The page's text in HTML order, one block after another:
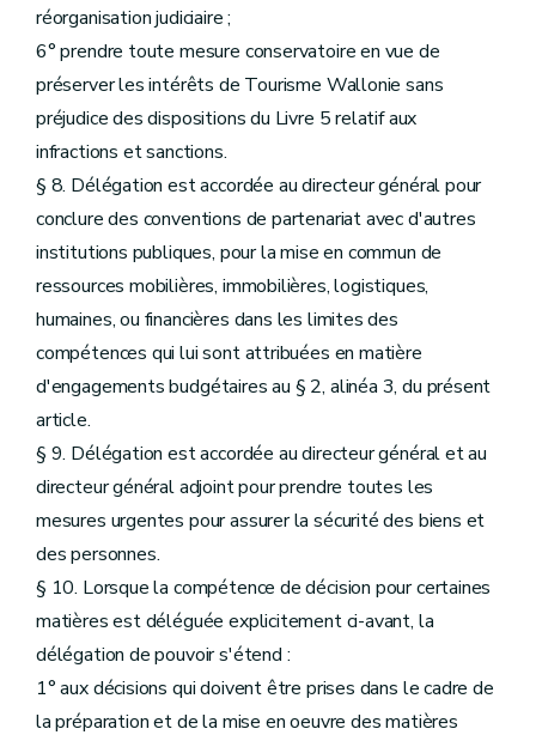
réorganisation judiciaire ;
6° prendre toute mesure conservatoire en vue de
préserver les intérêts de Tourisme Wallonie sans
préjudice des dispositions du Livre 5 relatif aux
infractions et sanctions.
§ 8. Délégation est accordée au directeur général pour
conclure des conventions de partenariat avec d'autres
institutions publiques, pour la mise en commun de
ressources mobilières, immobilières, logistiques,
humaines, ou financières dans les limites des
compétences qui lui sont attribuées en matière
d'engagements budgétaires au § 2, alinéa 3, du présent
article.
§ 9. Délégation est accordée au directeur général et au
directeur général adjoint pour prendre toutes les
mesures urgentes pour assurer la sécurité des biens et
des personnes.
§ 10. Lorsque la compétence de décision pour certaines
matières est déléguée explicitement ci-avant, la
délégation de pouvoir s'étend :
1° aux décisions qui doivent être prises dans le cadre de
la préparation et de la mise en oeuvre des matières